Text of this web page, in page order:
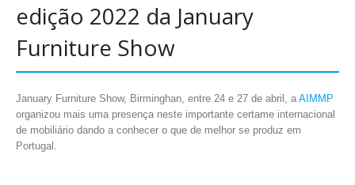
edição 2022 da January
Furniture Show
January Furniture Show, Birminghan, entre 24 e 27 de abril, a AIMMP
organizou mais uma presença neste importante certame internacional
de mobiliário dando a conhecer o que de melhor se produz em
Portugal.